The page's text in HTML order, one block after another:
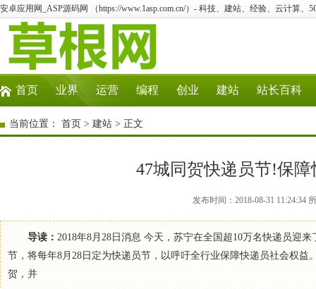
安卓应用网_ASP源码网 （https://www.1asp.com.cn/）- 科技、建站、经验、云计算、
首页 业界 运营 编程 创业 建站 站长百科
当前位置： 首页 > 建站 > 正文
47城同贺快递员节!保
发布时间：2018-08-31 11:24:34
导读： 2018年8月28日消息 今天，苏宁在全国超10万名快递员迎
节，将每年8月28日定为快递员节，以呼吁全行业保障快递员社会权
贺，并